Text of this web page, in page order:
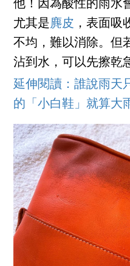
他！因為酸性的雨水
尤其是麂皮 ，表面吸
不均，難以消除。但
沾到水，可以先擦乾
延伸閱讀：誰說雨天
的「小白鞋」就算大